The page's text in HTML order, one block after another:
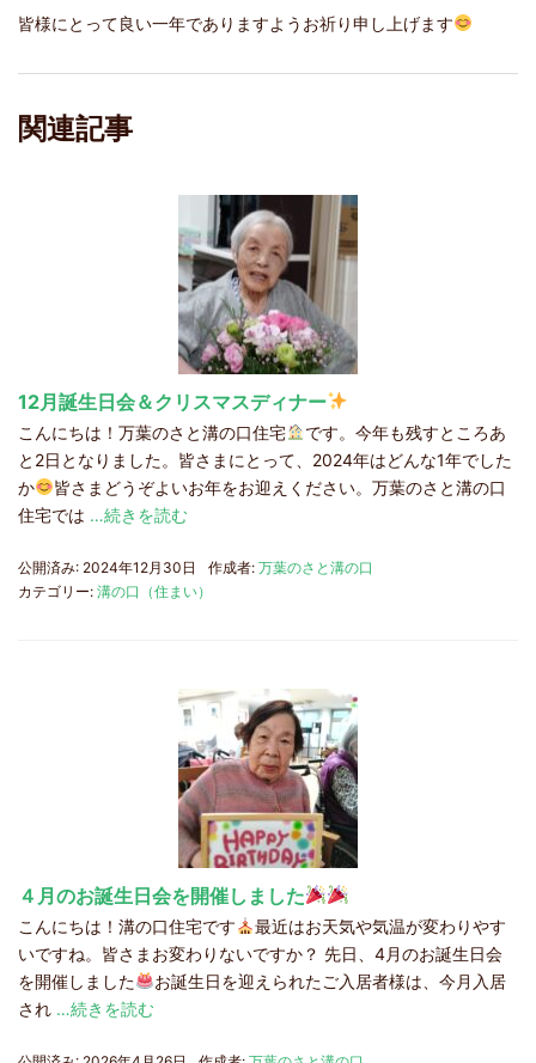
皆様にとって良い一年でありますようお祈り申し上げます
関連記事
12月誕生日会＆クリスマスディナー
こんにちは！万葉のさと溝の口住宅
です。今年も残すところあ
と2日となりました。皆さまにとって、2024年はどんな1年でした
か
皆さまどうぞよいお年をお迎えください。万葉のさと溝の口
住宅では …続きを読む
公開済み: 2024年12月30日 作成者: 万葉のさと溝の口
カテゴリー: 溝の口（住まい）
４月のお誕生日会を開催しました
こんにちは！溝の口住宅です
最近はお天気や気温が変わりやす
いですね。皆さまお変わりないですか？ 先日、4月のお誕生日会
を開催しました
お誕生日を迎えられたご入居者様は、今月入居
され …続きを読む